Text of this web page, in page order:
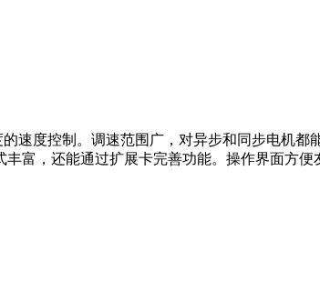
速度控制。调速范围广，对异步和同步电机都
富，还能通过扩展卡完善功能。操作界面方